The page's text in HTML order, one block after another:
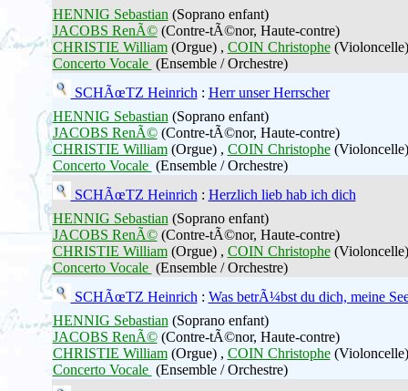
HENNIG Sebastian(Soprano enfant)
JACOBS RenÃ©(Contre-tÃ©nor, Haute-contre)
CHRISTIE William(Orgue) , COIN Christophe
Concerto Vocale (Ensemble / Orchestre)
SCHÃœTZ Heinrich: Herr unser Herrscher
HENNIG Sebastian(Soprano enfant)
JACOBS RenÃ©(Contre-tÃ©nor, Haute-contre)
CHRISTIE William(Orgue) , COIN Christophe
Concerto Vocale (Ensemble / Orchestre)
SCHÃœTZ Heinrich: Herzlich lieb hab ich dich
HENNIG Sebastian(Soprano enfant)
JACOBS RenÃ©(Contre-tÃ©nor, Haute-contre)
CHRISTIE William(Orgue) , COIN Christophe
Concerto Vocale (Ensemble / Orchestre)
SCHÃœTZ Heinrich: Was betrÃ¼bst du dich, meine
HENNIG Sebastian(Soprano enfant)
JACOBS RenÃ©(Contre-tÃ©nor, Haute-contre)
CHRISTIE William(Orgue) , COIN Christophe
Concerto Vocale (Ensemble / Orchestre)